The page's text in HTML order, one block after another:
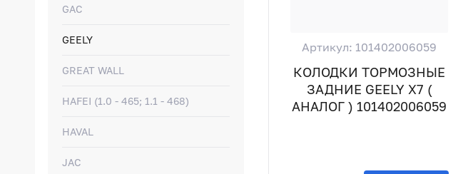
GAC
GEELY
GREAT WALL
HAFEI (1.0 - 465; 1.1 - 468)
HAVAL
JAC
Артикул: 101402006059
КОЛОДКИ ТОРМОЗНЫЕ
ЗАДНИЕ GEELY X7 (
АНАЛОГ ) 101402006059